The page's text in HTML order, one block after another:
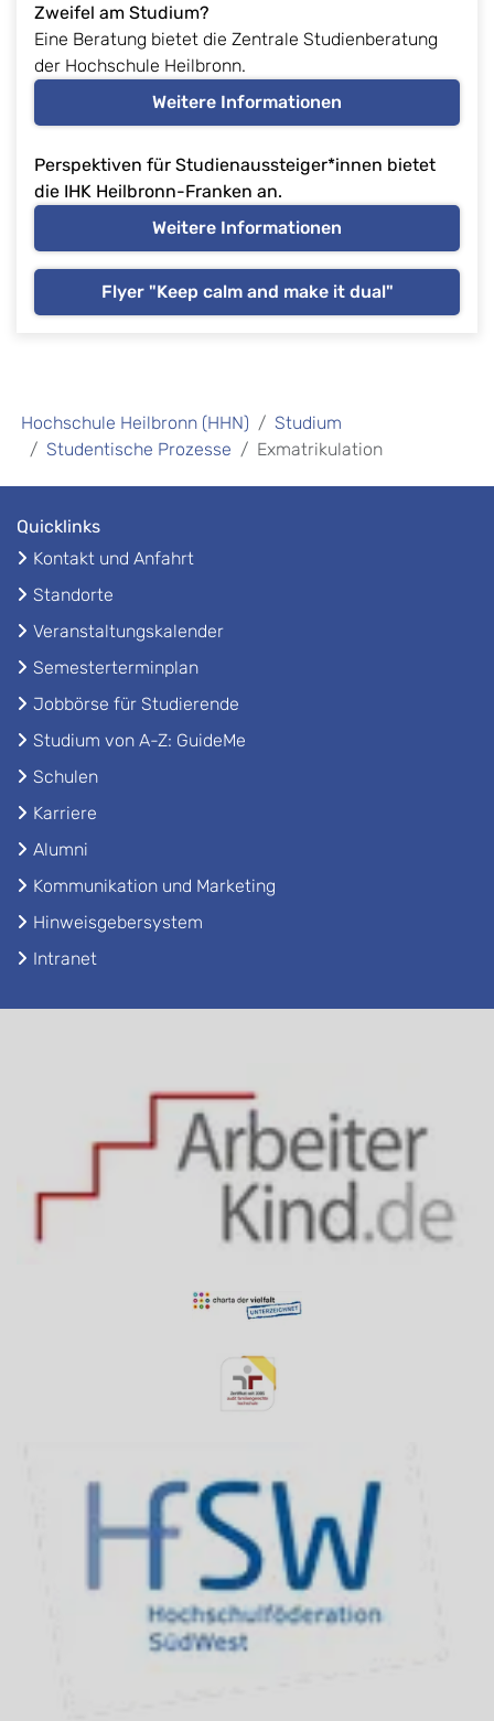
Zweifel am Studium?
Eine Beratung bietet die Zentrale Studienberatung
der Hochschule Heilbronn.
Weitere Informationen
Perspektiven für Studienaussteiger*innen bietet
die IHK Heilbronn-Franken an.
Weitere Informationen
Flyer "Keep calm and make it dual"
Hochschule Heilbronn (HHN)
Studium
Studentische Prozesse
Exmatrikulation
Quicklinks
Kontakt und Anfahrt
Standorte
Veranstaltungskalender
Semesterterminplan
Jobbörse für Studierende
Studium von A-Z: GuideMe
Schulen
Karriere
Alumni
Kommunikation und Marketing
Hinweisgebersystem
Intranet